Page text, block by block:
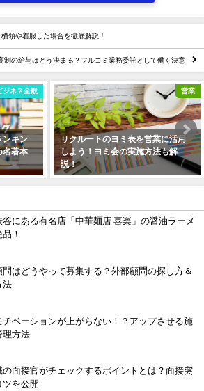
領や着服した場合を徹底解説！
制の給与はどう決まる？フルコミ業務委託として働く決意
営業
に活用
も解
独立起業
起業したい場合は何をすべき？起
業家が教える独立開業のコツ
2021年10月10日
谷にある有名店「中華麺店 喜楽」の醤油ラーメ
！
問はどうやって募集する？外部顧問の探し方＆
法
チベーションが上がらない！？アップさせる施
理方法
の面接官がチェックするポイントとは？面接突
ツを公開